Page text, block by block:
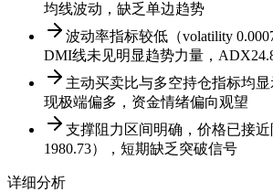
均线波动，缺乏单边趋势
波动率指标较低（volatility
DMI线未见明显趋势力量，
主动买卖比与多空持仓指标均
现极端偏多，资金情绪偏向观望
支撑阻力区间明确，价格已接近
1980.73），短期缺乏突破信号
详细分析